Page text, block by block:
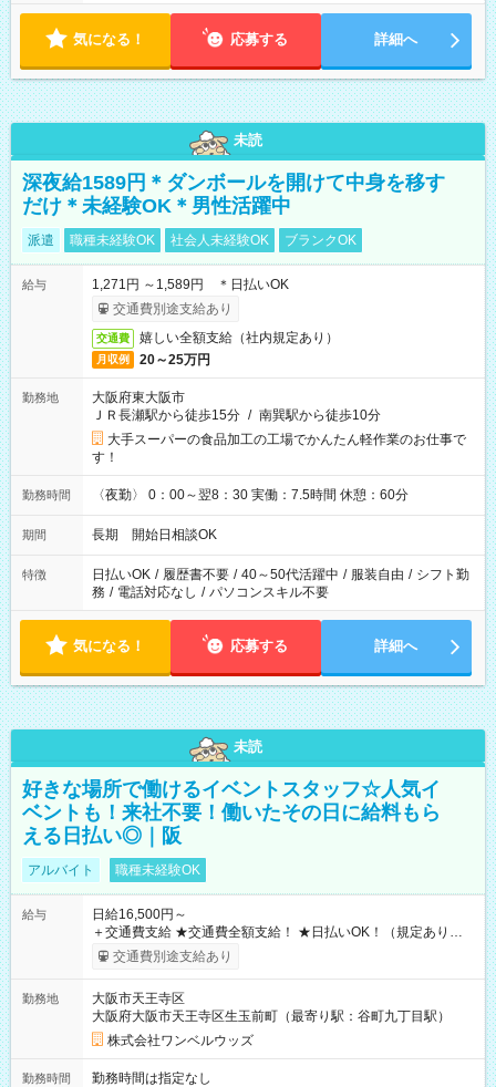
気になる！ 応募する 詳細へ
未読
深夜給1589円＊ダンボールを開けて中身を移す
だけ＊未経験OK＊男性活躍中
派遣 職種未経験OK 社会人未経験OK ブランクOK
給与
1,271円 ～1,589円 ＊日払いOK
交通費別途支給あり
交通費 嬉しい全額支給（社内規定あり）
月収例 20～25万円
勤務地
大阪府東大阪市
ＪＲ長瀬駅から徒歩15分 / 南巽駅から徒歩10分
大手スーパーの食品加工の工場でかんたん軽作業のお仕事で
す！
勤務時間 〈夜勤〉 0：00～翌8：30 実働：7.5時間 休憩：60分
期間 長期 開始日相談OK
特徴 日払いOK / 履歴書不要 / 40～50代活躍中 / 服装自由 / シフト勤
務 / 電話対応なし / パソコンスキル不要
気になる！ 応募する 詳細へ
未読
好きな場所で働けるイベントスタッフ☆人気イ
ベントも！来社不要！働いたその日に給料もら
える日払い◎｜阪
アルバイト 職種未経験OK
給与
日給16,500円～
＋交通費支給 ★交通費全額支給！ ★日払いOK！（規定あり） ┗
働いたその日に現金GET♪ お仕事後はコンビニATMから 日払
交通費別途支給あり
勤務地
大阪市天王寺区
大阪府大阪市天王寺区生玉前町（最寄り駅：谷町九丁目駅）
株式会社ワンベルウッズ
勤務時間
勤務時間は指定なし